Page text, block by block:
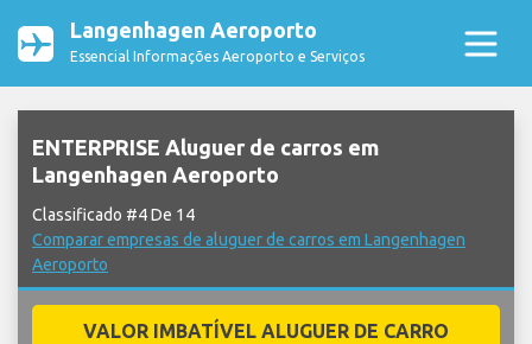
Langenhagen Aeroporto
Essencial Informações Aeroporto e Serviços
ENTERPRISE Aluguer de carros em
Langenhagen Aeroporto
Classificado #4 De 14
Comparar empresas de aluguer de carros em Langenhagen
Aeroporto
VALOR IMBATÍVEL ALUGUER DE CARRO